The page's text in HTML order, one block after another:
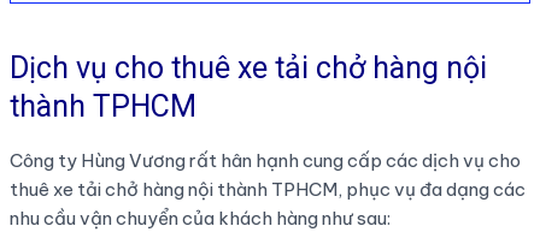
Dịch vụ cho thuê xe tải chở hàng nội
thành TPHCM
Công ty Hùng Vương rất hân hạnh cung cấp các dịch vụ cho
thuê xe tải chở hàng nội thành TPHCM, phục vụ đa dạng các
nhu cầu vận chuyển của khách hàng như sau: